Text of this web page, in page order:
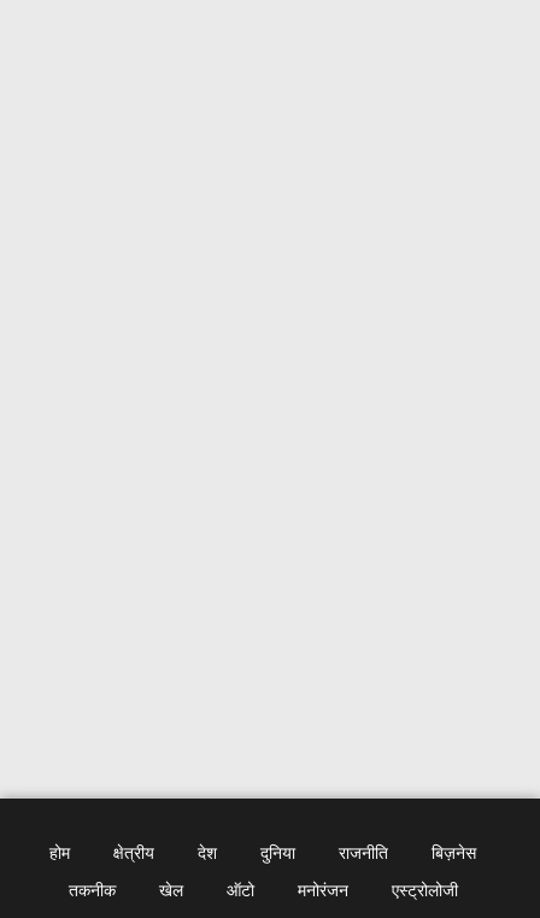
होम क्षेत्रीय देश दुनिया राजनीति
बिज़नेस
तकनीक
खेल ऑटो मनोरंजन
एस्ट्रोलोजी